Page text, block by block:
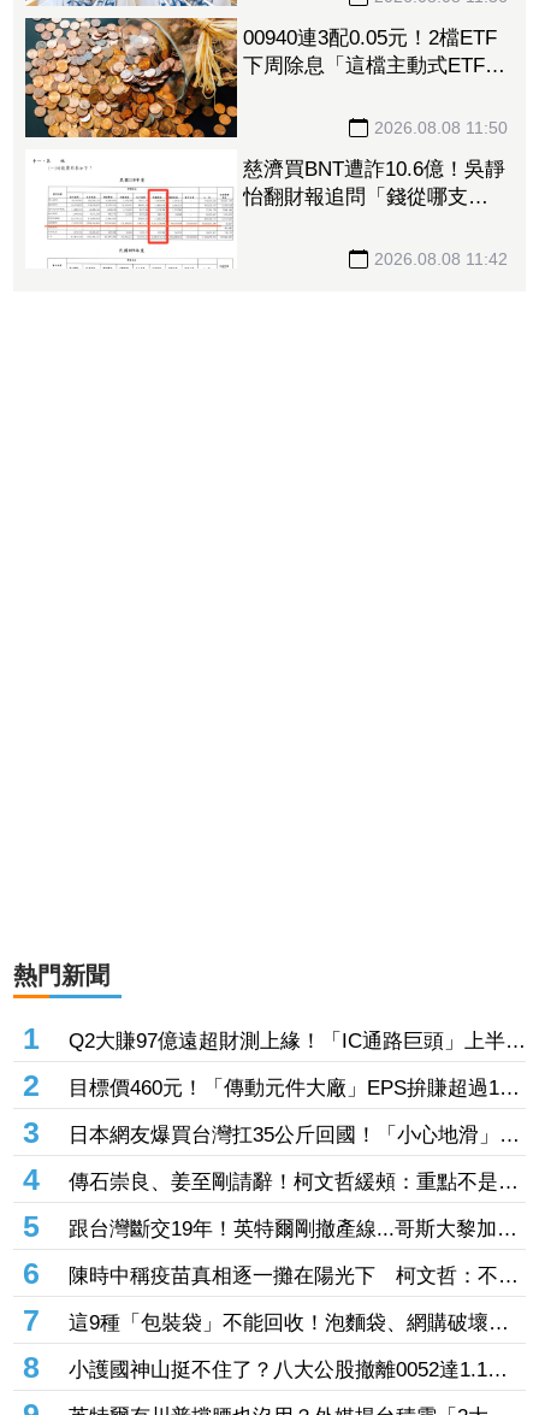
00940連3配0.05元！2檔ETF
下周除息「這檔主動式ETF」
2026.08.08 11:50
慈濟買BNT遭詐10.6億！吳靜
怡翻財報追問「錢從哪支
2026.08.08 11:42
熱門新聞
1
Q2大賺97億遠超財測上緣！「IC通路巨頭」上半年
EPS站上13元 工業與AI應用需求持續復甦加持
2
目標價460元！「傳動元件大廠」EPS拚賺超過1股
本 半導體設備需求爆發、漲價有戲
3
日本網友爆買台灣扛35公斤回國！「小心地滑」告
示牌也帶走 3萬人笑翻
4
傳石崇良、姜至剛請辭！柯文哲緩頰：重點不是誰
下台 是致癌物從哪來、油流去哪
5
跟台灣斷交19年！英特爾剛撤產線...哥斯大黎加連
2年來台參展搶半導體商機
6
陳時中稱疫苗真相逐一攤在陽光下 柯文哲：不要
臉、完全沒天良沒良心
7
這9種「包裝袋」不能回收！泡麵袋、網購破壞袋
都上榜 丟錯最高罰6000元
8
小護國神山挺不住了？八大公股撤離0052達1.1
億 3檔正2遭棄「主動式天公號」也中槍